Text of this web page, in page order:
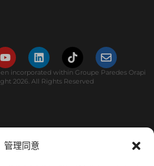
管理同意
incorporated within Groupe Paredes Orapi
2026. All Rights Reserved